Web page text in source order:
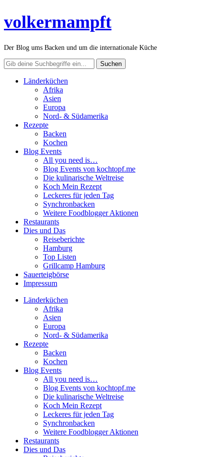
volkermampft
Der Blog ums Backen und um die internationale Küche
Länderküchen
Afrika
Asien
Europa
Nord- & Südamerika
Rezepte
Backen
Kochen
Blog Events
All you need is…
Blog Events von kochtopf.me
Die kulinarische Weltreise
Koch Mein Rezept
Leckeres für jeden Tag
Synchronbacken
Weitere Foodblogger Aktionen
Restaurants
Dies und Das
Reiseberichte
Hamburg
Top Listen
Grillcamp Hamburg
Sauerteigbörse
Impressum
Länderküchen
Afrika
Asien
Europa
Nord- & Südamerika
Rezepte
Backen
Kochen
Blog Events
All you need is…
Blog Events von kochtopf.me
Die kulinarische Weltreise
Koch Mein Rezept
Leckeres für jeden Tag
Synchronbacken
Weitere Foodblogger Aktionen
Restaurants
Dies und Das